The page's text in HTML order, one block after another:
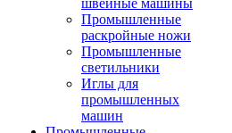
швейные машины
Промышленные
раскройные ножи
Промышленные
светильники
Иглы для
промышленных
машин